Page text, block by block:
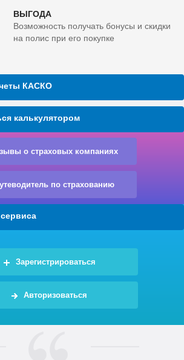
ВЫГОДА
Возможность получать бонусы и скидки
на полис при его покупке
КАСКО
калькулятором
о страховых компаниях
по страхованию
Зарегистрироваться
Авторизоваться